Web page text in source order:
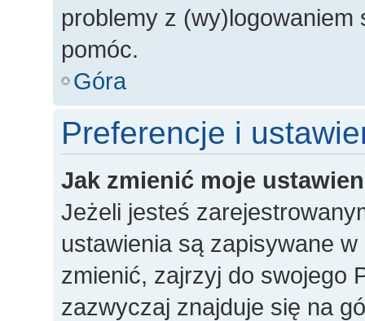
problemy z
pomóc.
Góra
Preferencje i
Jak zmienić moje
Jeżeli jesteś
ustawienia są zapisywane
zmienić, zajrzyj do swojego
zazwyczaj znajduje się na